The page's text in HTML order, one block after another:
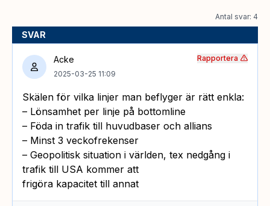
Antal svar: 4
SVAR
Acke
2025-03-25 11:09
Skälen för vilka linjer man beflyger är rätt enkla:
– Lönsamhet per linje på bottomline
– Föda in trafik till huvudbaser och allians
– Minst 3 veckofrekenser
– Geopolitisk situation i världen, tex nedgång i
trafik till USA kommer att
frigöra kapacitet till annat
Rapportera